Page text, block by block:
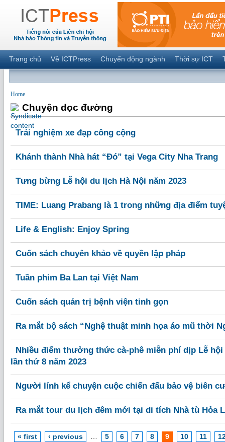
Trang chủ Về ICTPress Chuyển động ngành Thời sự ICT
Home
Chuyện dọc đường
Trải nghiệm xe đạp công cộng
Khánh thành Nhà hát “Đó” tại Vega City Nha Trang
Tưng bừng Lễ hội du lịch Hà Nội năm 2023
TIME: Luang Prabang là 1 trong những địa điểm
Life & English: Enjoy Spring
Cuốn sách chuyên khảo về quyền lập pháp
Tuần phim Ba Lan tại Việt Nam
Cuốn sách quản trị bệnh viện tinh gọn
Ra mắt bộ sách “Nghệ thuật minh họa áo mũ thời
Nhiều điểm thưởng thức cà-phê miễn phí dịp Lễ hội
lần thứ 8 năm 2023
Người lính kể chuyện cuộc chiến đấu bảo vệ biên
Ra mắt tour du lịch đêm mới tại di tích Nhà tù Hỏa
« first ‹ previous 5 6 7 8 9 10 11